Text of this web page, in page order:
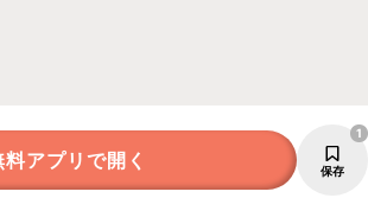
料アプリで開く 保存
1